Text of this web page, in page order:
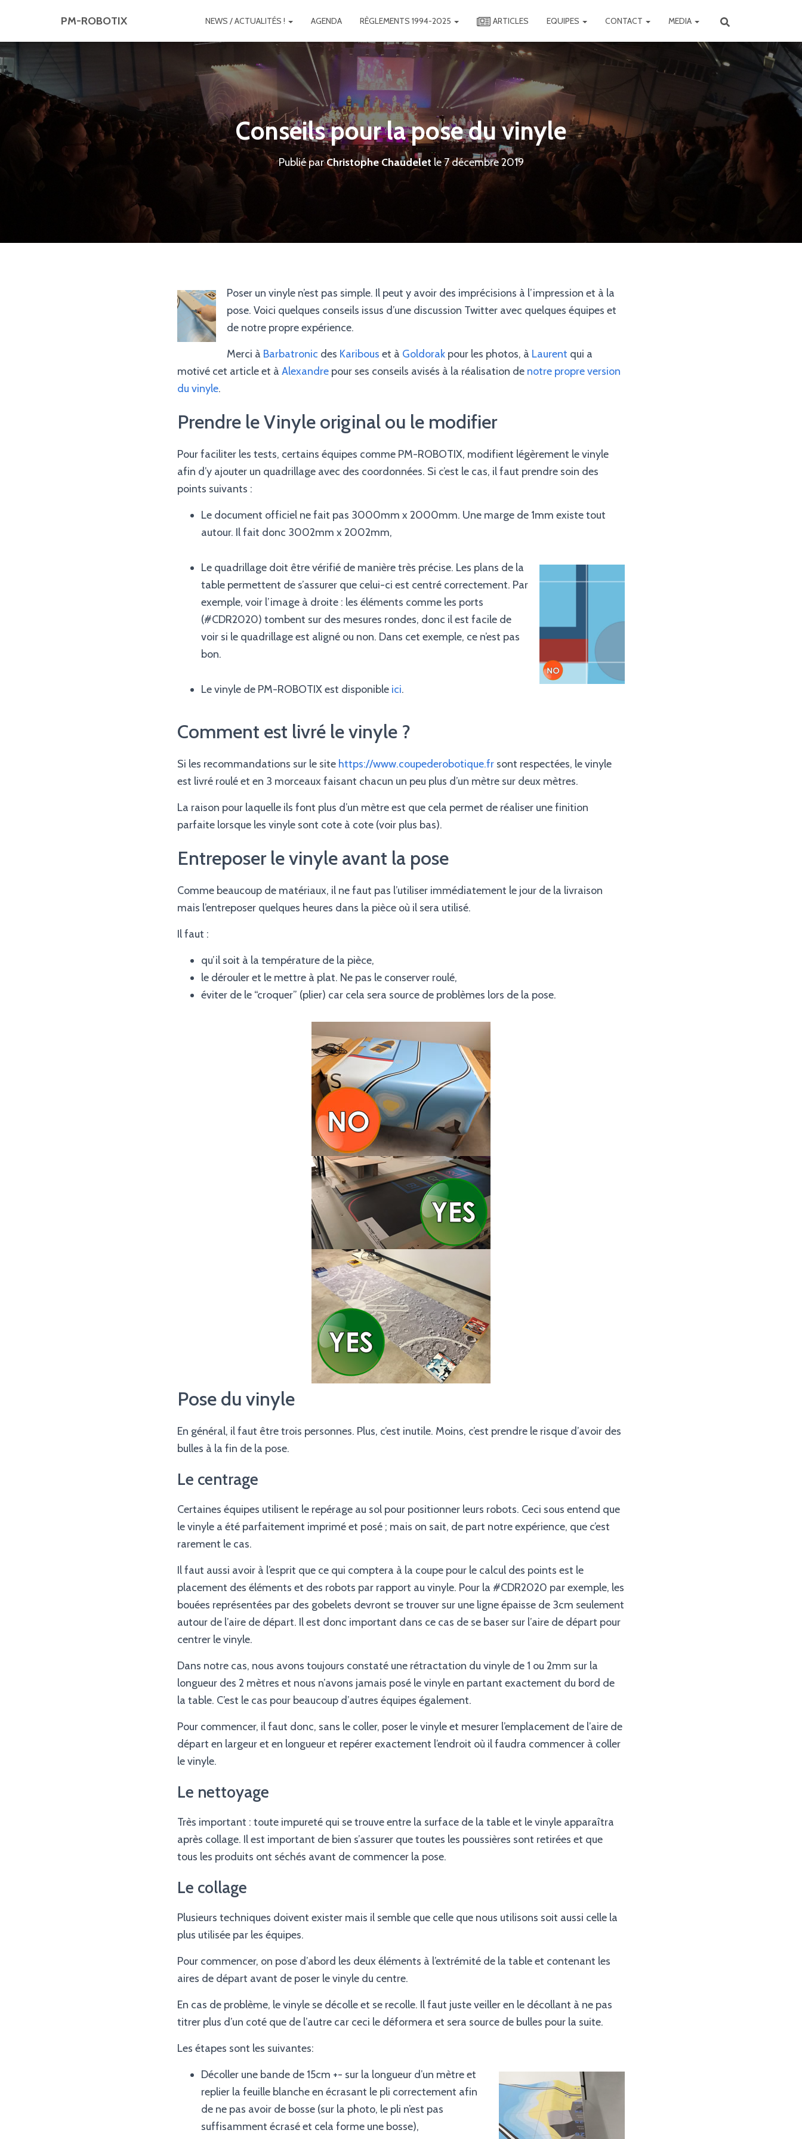
PM-ROBOTIX NEWS / ACTUALITÉS ! AGENDA RÈGLEMENTS 1994-2025 ARTICLES EQUIPES CONTACT MEDIA
Conseils pour la pose du vinyle
Publié parChristophe Chaudelet le7 décembre 2019
Poser un vinyle n’est pas simple. Il peut y avoir des imprécisions à l’impression et à la
pose. Voici quelques conseils issus d’une discussion Twitter avec quelques équipes et
de notre propre expérience.
Merci à Barbatronic des Karibous et à Goldorak pour les photos, à Laurent qui a
motivé cet article et à Alexandre pour ses conseils avisés à la réalisation de notre propre version
du vinyle.
Prendre le Vinyle original ou le modifier
Pour faciliter les tests, certains équipes comme PM-ROBOTIX, modifient légèrement le vinyle
afin d’y ajouter un quadrillage avec des coordonnées. Si c’est le cas, il faut prendre soin des
points suivants :
Le document officiel ne fait pas 3000mm x 2000mm. Une marge de 1mm existe tout
autour. Il fait donc 3002mm x 2002mm,
Le quadrillage doit être vérifié de manière très précise. Les plans de la
table permettent de s’assurer que celui-ci est centré correctement. Par
exemple, voir l’image à droite : les éléments comme les ports
(#CDR2020) tombent sur des mesures rondes, donc il est facile de
voir si le quadrillage est aligné ou non. Dans cet exemple, ce n’est pas
bon.
Le vinyle de PM-ROBOTIX est disponible ici.
Comment est livré le vinyle ?
Si les recommandations sur le site https://www.coupederobotique.fr sont respectées, le vinyle
est livré roulé et en 3 morceaux faisant chacun un peu plus d’un mètre sur deux mètres.
La raison pour laquelle ils font plus d’un mètre est que cela permet de réaliser une finition
parfaite lorsque les vinyle sont cote à cote (voir plus bas).
Entreposer le vinyle avant la pose
Comme beaucoup de matériaux, il ne faut pas l’utiliser immédiatement le jour de la livraison
mais l’entreposer quelques heures dans la pièce où il sera utilisé.
Il faut :
qu’il soit à la température de la pièce,
le dérouler et le mettre à plat. Ne pas le conserver roulé,
éviter de le “croquer” (plier) car cela sera source de problèmes lors de la pose.
Pose du vinyle
En général, il faut être trois personnes. Plus, c’est inutile. Moins, c’est prendre le risque d’avoir des
bulles à la fin de la pose.
Le centrage
Certaines équipes utilisent le repérage au sol pour positionner leurs robots. Ceci sous entend que
le vinyle a été parfaitement imprimé et posé ; mais on sait, de part notre expérience, que c’est
rarement le cas.
Il faut aussi avoir à l’esprit que ce qui comptera à la coupe pour le calcul des points est le
placement des éléments et des robots par rapport au vinyle. Pour la #CDR2020 par exemple, les
bouées représentées par des gobelets devront se trouver sur une ligne épaisse de 3cm seulement
autour de l’aire de départ. Il est donc important dans ce cas de se baser sur l’aire de départ pour
centrer le vinyle.
Dans notre cas, nous avons toujours constaté une rétractation du vinyle de 1 ou 2mm sur la
longueur des 2 mètres et nous n’avons jamais posé le vinyle en partant exactement du bord de
la table. C’est le cas pour beaucoup d’autres équipes également.
Pour commencer, il faut donc, sans le coller, poser le vinyle et mesurer l’emplacement de l’aire de
départ en largeur et en longueur et repérer exactement l’endroit où il faudra commencer à coller
le vinyle.
Le nettoyage
Très important : toute impureté qui se trouve entre la surface de la table et le vinyle apparaîtra
après collage. Il est important de bien s’assurer que toutes les poussières sont retirées et que
tous les produits ont séchés avant de commencer la pose.
Le collage
Plusieurs techniques doivent exister mais il semble que celle que nous utilisons soit aussi celle la
plus utilisée par les équipes.
Pour commencer, on pose d’abord les deux éléments à l’extrémité de la table et contenant les
aires de départ avant de poser le vinyle du centre.
En cas de problème, le vinyle se décolle et se recolle. Il faut juste veiller en le décollant à ne pas
titrer plus d’un coté que de l’autre car ceci le déformera et sera source de bulles pour la suite.
Les étapes sont les suivantes:
Décoller une bande de 15cm +- sur la longueur d’un mètre et
replier la feuille blanche en écrasant le pli correctement afin
de ne pas avoir de bosse (sur la photo, le pli n’est pas
suffisamment écrasé et cela forme une bosse),